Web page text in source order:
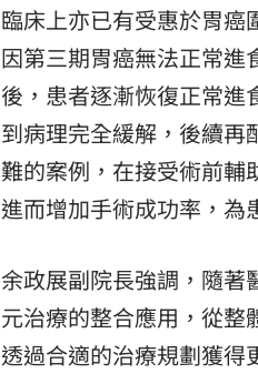
臨床上亦已有受惠於胃癌
因第三期胃癌無法正常
後，患者逐漸恢復正常進
到病理完全緩解，後續再
難的案例，在接受術前輔
進而增加手術成功率，為
余政展副院長強調，隨著
元治療的整合應用，從
透過合適的治療規劃獲